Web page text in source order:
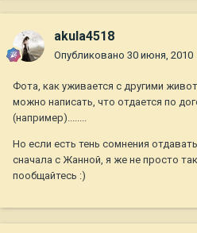
akula4518
Опубликовано 30 июня, 2010
Фота, как уживается с другими
можно написать, что отдается по
(например)........
Но если есть тень сомнения
сначала с Жанной, я же не просто
пообщайтесь :)